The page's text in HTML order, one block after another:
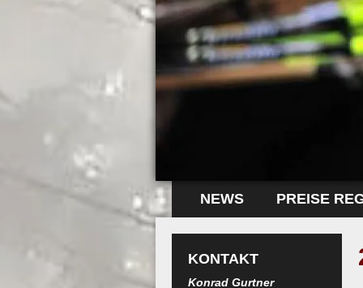
NEWS PREISE
KONTAKT
Konrad Gurtner